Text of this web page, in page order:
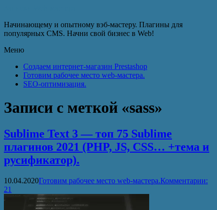
Начинающему и опытному вэб-мастеру. Плагины для
популярных CMS. Начни свой бизнес в Web!
Меню
Создаем интернет-магазин Prestashop
Готовим рабочее место web-мастера.
SEO-оптимизация.
Записи с меткой «sass»
Sublime Text 3 — топ 75 Sublime
плагинов 2021 (PHP, JS, CSS… +тема и
русификатор).
10.04.2020Готовим рабочее место web-мастера.Комментарии:
21